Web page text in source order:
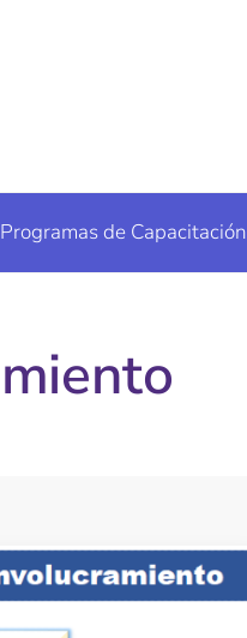
Programas de Capacitación